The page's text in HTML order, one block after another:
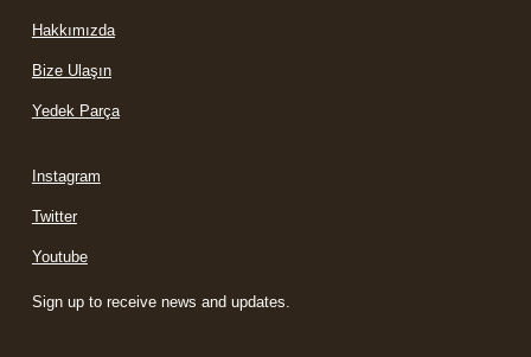
Hakkımızda
Bize Ulaşın
Yedek Parça
Instagram
Twitter
Youtube
Sign up to receive news and updates.